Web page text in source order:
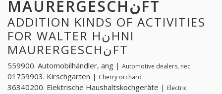
MAURERGESCHنFT
ADDITION KINDS OF ACTIVITIES
FOR WALTER HنHNI
MAURERGESCHنFT
559900. Automobilhändler, ang | Automotive dealers, nec
01759903. Kirschgarten | Cherry orchard
36340200. Elektrische Haushaltskochgeräte | Electric